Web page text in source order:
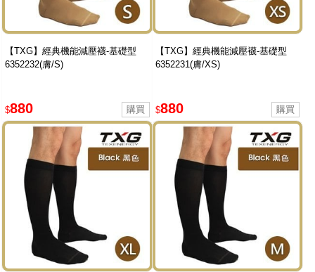
【TXG】經典機能減壓襪-基礎型
6352232(膚/S)
$880
【TXG】經典機能減壓襪-基礎型
6352231(膚/XS)
$880